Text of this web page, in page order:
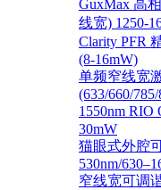
GuxMax 高
线宽) 1250-
Clarity PFR
(8-16mW)
单频窄线宽
(633/660/
1550nm
30mW
猫眼式外腔
530nm/
窄线宽可调